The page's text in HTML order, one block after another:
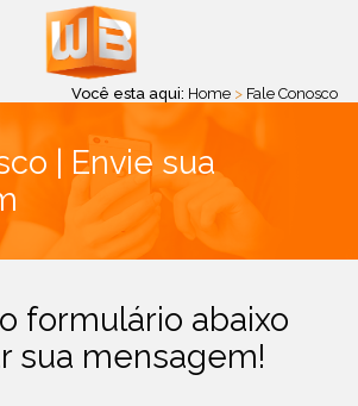
Você esta aqui: Home> Fale Conosco
| Envie sua
formulário abaixo
sua mensagem!